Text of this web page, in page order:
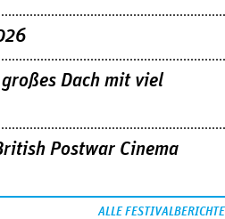
Dach mit viel
Postwar Cinema
ALLE FESTIVALBERICHTE